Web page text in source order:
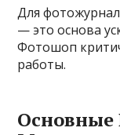
Для
— это основа
Фотошоп
работы.